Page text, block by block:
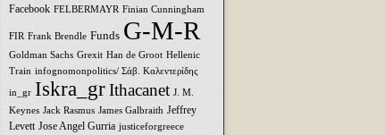
Facebook FELBERMAYR Finian Cunningham
FIR Frank Brendle Funds G-M-R
Goldman Sachs Grexit Han de Groot Hellenic
Train infognomonpolitics/ Σάβ. Καλεντερίδης
in_gr Iskra_grIthacanet J. M.
Keynes Jack Rasmus James Galbraith Jeffrey
Levett Jose Angel Gurria justiceforgreece